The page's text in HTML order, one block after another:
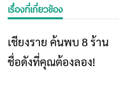
เรื่องที่เกี่ยวข้อง
ร้านอาหารที่พัก
เชียงราย ค้นพบ 8 ร้าน
ชื่อดังที่คุณต้องลอง!